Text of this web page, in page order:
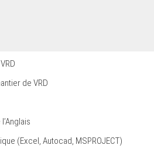
de VRD
(Excel, Autocad, MSPROJECT)